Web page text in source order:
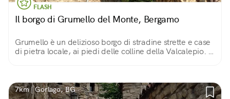
FLASH
Il borgo di Grumello del Monte, Bergamo
Grumello è un delizioso borgo di stradine strette e case
di pietra locale, ai piedi delle colline della Valcalepio. A
7km | Gorlago, BG